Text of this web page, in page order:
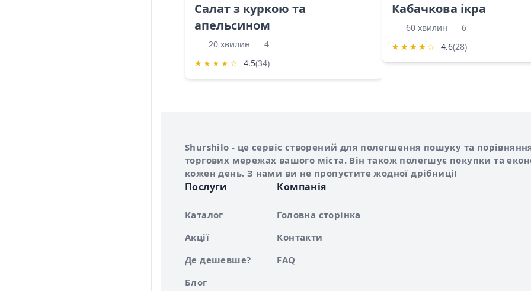
Салат з куркою та
апельсином
20 хвилин
4
★ ★ ★ ★ ☆ 4.5(34)
Кабачкова ікра
60 хвилин
6
★ ★ ★ ★ ☆ 4.6(28)
Про сервіс Shurshilo
Shurshilo - це сервіс створений для полегшення пошуку та
торгових мережах вашого міста. Він також полегшує покупки та
кожен день. З нами ви не пропустите жодної дрібниці!
Послуги
Каталог
Акції
Де дешевше?
Блог
Компанія
Головна сторінка
Контакти
FAQ